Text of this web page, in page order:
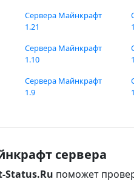
Сервера Майнкрафт
1.21
Сервера Майнкрафт
1.10
Сервера Майнкрафт
1.9
сервера
Status.Ru поможет